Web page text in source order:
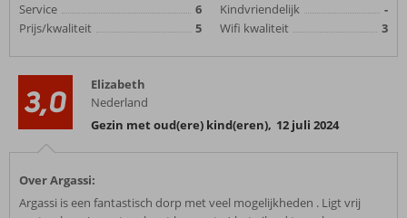
Service
6
Prijs/kwaliteit
5
Kindvriendelijk
-
Wifi kwaliteit
3
3,0
Elizabeth
Nederland
Gezin met oud(ere) kind(eren), 12 juli 2024
Over Argassi:
Argassi is een fantastisch dorp met veel mogelijkheden . Ligt vrij